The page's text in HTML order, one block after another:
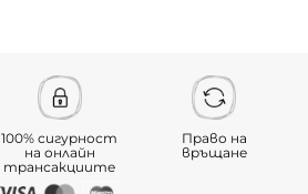
100% сигурност
на онлайн
трансакциите
Право на
връщане